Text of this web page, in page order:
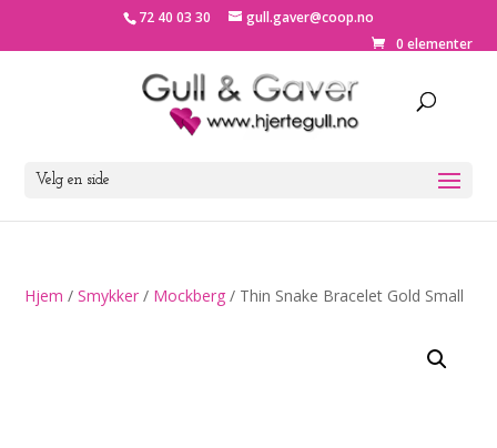
72 40 03 30
gull.gaver@coop.no
0 elementer
Velg en side
Hjem /Smykker / Mockberg / Thin Snake Bracelet Gold Small